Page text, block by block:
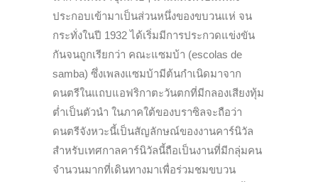
ประกอบเข้ามาเป็นส่วนหนึ่งของขบวนแห่ จน
กระทั่งในปี 1932 ได้เริ่มมีการประกวดแข่งขัน
กันจนถูกเรียกว่า คณะแซมบ้า (escolas de
samba) ซึ่งเพลงแซมบ้ามีต้นกำเนิดมาจาก
ดนตรีในแถบแอฟริกาตะวันตกที่มีกลองเสียงทุ้ม
ต่ำเป็นตัวนำ ในภาคใต้ของบราซิลจะถือว่า
ดนตรีจังหวะนี้เป็นสัญลักษณ์ของงานคาร์นิวัล
สำหรับเทศกาลคาร์นิวัลนี้ถือเป็นงานที่มีกลุ่มคน
จำนวนมากที่เดินทางมาเพื่อร่วมชมขบวน